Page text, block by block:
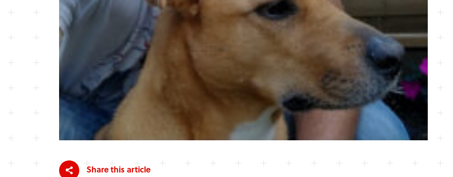
Share this article